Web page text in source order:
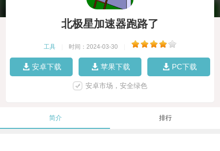
北极星加速器跑路了
工具 时间：2024-03-30
安卓下载 苹果下载 PC下载
安卓市场，安全绿色
简介 排行